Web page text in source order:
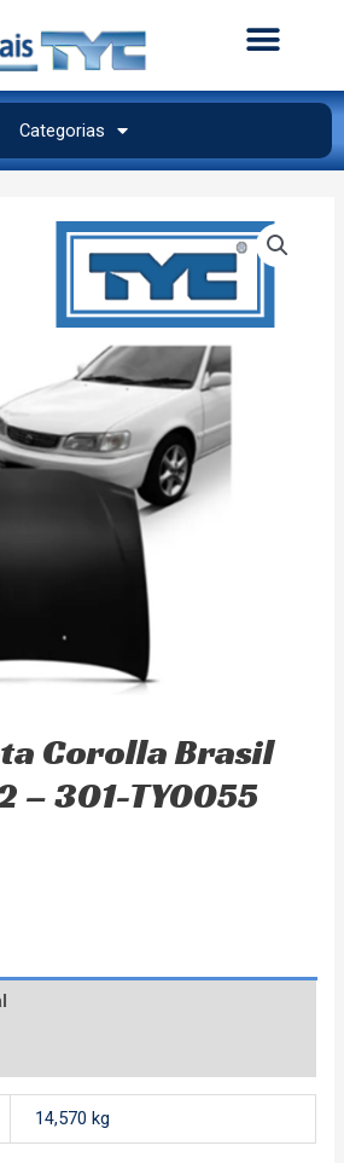
Categorias
Corolla Brasil
– 301-TY0055
14,570 kg